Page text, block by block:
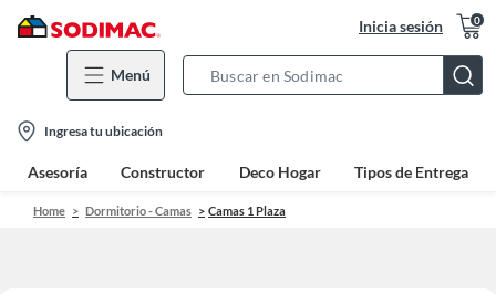
Inicia sesión 0
Menú
Bar
location-
icon
Ingresa tu ubicación
Asesoría Constructor Deco Hogar Tipos de Entrega
Home Dormitorio - Camas Camas 1 Plaza